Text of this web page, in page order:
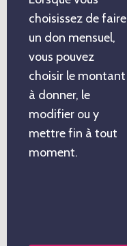
choisissez de faire
un don mensuel,
vous pouvez
choisir le montant
à donner, le
modifier ou y
mettre fin à tout
moment.